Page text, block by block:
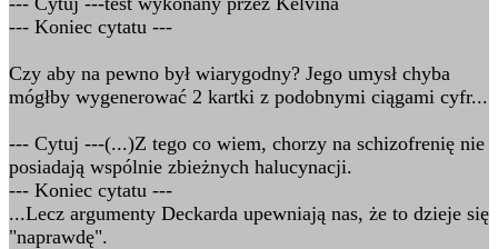
--- Koniec cytatu ---
Czy aby na pewno był wiarygodny? Jego umysł chyba
mógłby wygenerować 2 kartki z podobnymi ciągami cyfr...
--- Cytuj ---(...)Z tego co wiem, chorzy na schizofrenię nie
posiadają wspólnie zbieżnych halucynacji.
--- Koniec cytatu ---
...Lecz argumenty Deckarda upewniają nas, że to dzieje się
"naprawdę".